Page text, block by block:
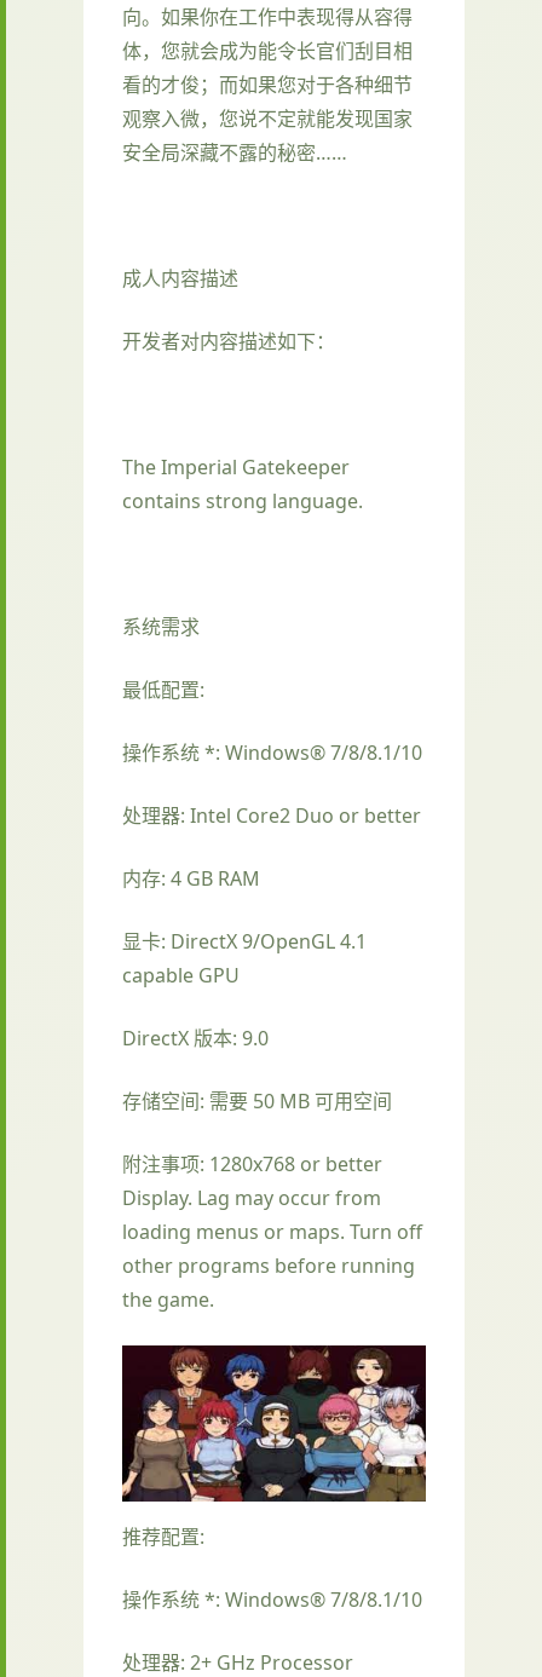
向。如果你在工作中表现得从容得
体，您就会成为能令长官们刮目相
看的才俊；而如果您对于各种细节
观察入微，您说不定就能发现国家
安全局深藏不露的秘密……
成人内容描述
开发者对内容描述如下：
The Imperial Gatekeeper
contains strong language.
系统需求
最低配置:
操作系统 *: Windows® 7/8/8.1/10
处理器: Intel Core2 Duo or better
内存: 4 GB RAM
显卡: DirectX 9/OpenGL 4.1
capable GPU
DirectX 版本: 9.0
存储空间: 需要 50 MB 可用空间
附注事项: 1280x768 or better
Display. Lag may occur from
loading menus or maps. Turn off
other programs before running
the game.
推荐配置:
操作系统 *: Windows® 7/8/8.1/10
处理器: 2+ GHz Processor